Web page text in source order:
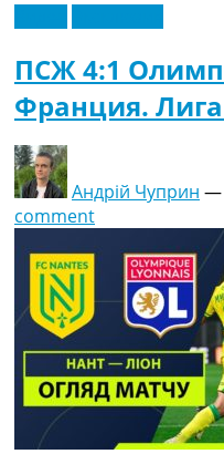
ПСЖ 4:1
Франция.
Андрій Чуприн —
comment